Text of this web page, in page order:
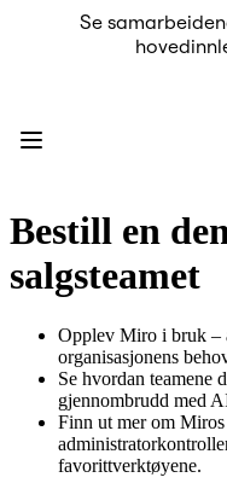
Utvalgt
Sikkerhet
Last ned
Formater
Se
Bestill en
salgsteamet
Opplev Miro i bruk –
organisasjonens
Se hvordan teamene
gjennombrudd med
Finn ut mer om
favorittverktøyene.